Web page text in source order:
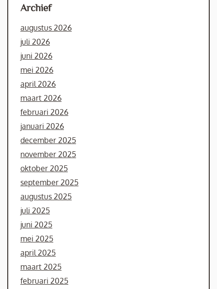
Archief
augustus 2026
juli 2026
juni 2026
mei 2026
april 2026
maart 2026
februari 2026
januari 2026
december 2025
november 2025
oktober 2025
september 2025
augustus 2025
juli 2025
juni 2025
mei 2025
april 2025
maart 2025
februari 2025